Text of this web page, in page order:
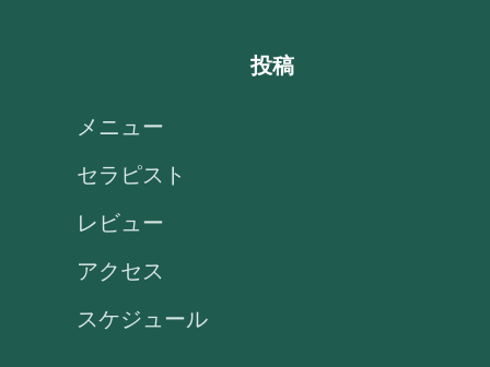
投稿
メニュー
セラピスト
レビュー
アクセス
スケジュール